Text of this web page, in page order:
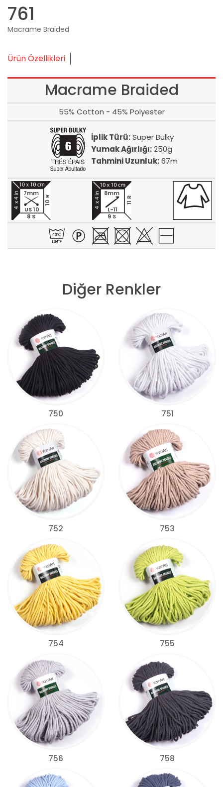
761
Macrame Braided
Ürün Özellikleri
Macrame Braided
55% Cotton - 45% Polyester
İplik Türü:Super Bulky
Yumak Ağırlığı:250g
Tahmini Uzunluk:67m
8 S
10 R
7mm
US 10
9 S
11 R
8mm
L-11
Diğer Renkler
750 751
752 753
754 755
756 758